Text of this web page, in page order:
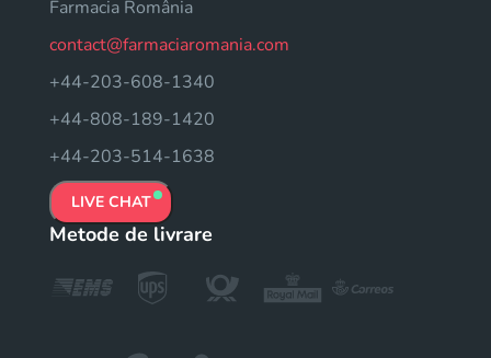
Farmacia România
contact@farmaciaromania.com
+44-203-608-1340
+44-808-189-1420
+44-203-514-1638
LIVE CHAT
Metode de livrare